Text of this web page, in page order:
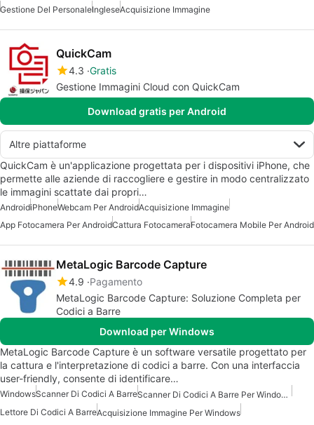
Gestione Del PersonaleIngleseAcquisizione Immagine
QuickCam
4.3 Gratis
Gestione Immagini Cloud con QuickCam
Download gratis per Android
Altre piattaforme
QuickCam è un'applicazione progettata per i dispositivi iPhone, che
permette alle aziende di raccogliere e gestire in modo centralizzato
le immagini scattate dai propri…
AndroidiPhoneWebcam Per AndroidAcquisizione Immagine
App Fotocamera Per AndroidCattura FotocameraFotocamera Mobile Per Android
MetaLogic Barcode Capture
4.9 Pagamento
MetaLogic Barcode Capture: Soluzione Completa per
Codici a Barre
Download per Windows
MetaLogic Barcode Capture è un software versatile progettato per
la cattura e l'interpretazione di codici a barre. Con una interfaccia
user-friendly, consente di identificare…
WindowsScanner Di Codici A Barre
Scanner Di Codici A Barre Per Windows
Lettore Di Codici A BarreAcquisizione Immagine Per Windows